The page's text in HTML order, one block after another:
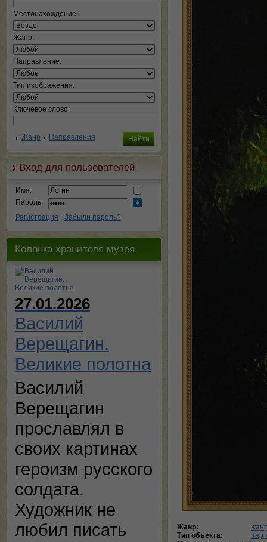
Местонахождение:
Жанр:
Направление:
Тип изображения:
Ключевое слово:
Жанр Направления
Вход для пользователей
Имя:
Пароль:
Регистрация
Забыли пароль?
Колонка хранителя музея
27.01.2026
Василий
Верещагин.
Великие полотна
Василий
Верещагин
прославлял в
своих картинах
героизм русского
солдата.
Художник не
любил писать
Жанр:
Тип объекта: